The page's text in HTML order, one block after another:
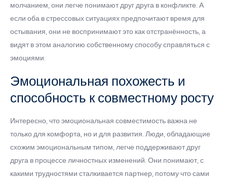
молчанием, они легче понимают друг друга в конфликте. А
если оба в стрессовых ситуациях предпочитают время для
остывания, они не воспринимают это как отстранённость, а
видят в этом аналогию собственному способу справляться с
эмоциями.
Эмоциональная похожесть и
способность к совместному росту
Интересно, что эмоциональная совместимость важна не
только для комфорта, но и для развития. Люди, обладающие
схожим эмоциональным типом, легче поддерживают друг
друга в процессе личностных изменений. Они понимают, с
какими трудностями сталкивается партнер, потому что сами